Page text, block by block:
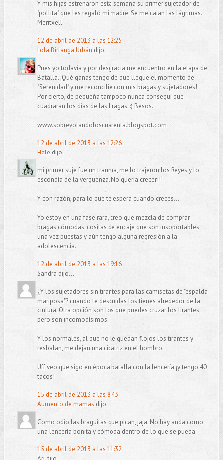
Y mis hijas estrenaron esta semana su primer sujetador de
"pollita" que les regaló mi madre. Se me caian las lágrimas.
Meritxell
12 de abril de 2013 a las 12:25
Lola Birlanga Urbán dijo...
Pues yo todavía y por desgracia me encuentro en la etapa de
Batalla. ¡Qué ganas tengo de que llegue el momento de
"Serenidad" y me reconcilie con mis bragas y sujetadores!
Por cierto, de pequeña tampoco nunca conseguí que
cuadraran los días de las bragas. :) Besos.
www.sobrevolandoloscuarenta.blogspot.com
12 de abril de 2013 a las 12:26
Hele dijo...
mi primer suje fue un trauma, me lo trajeron los Reyes y lo
escondía de la vergüenza. No quería crecer!!!
Y con razón, para lo que te espera cuando creces...
Yo estoy en una fase rara, creo que mezcla de comprar
bragas cómodas, cositas de encaje que son insoportables
una vez puestas y aún tengo alguna regresión a la
adolescencia.
12 de abril de 2013 a las 19:16
Sandra dijo...
¿Y los sujetadores sin tirantes para las camisetas de "espalda
mariposa"? cuando te descuidas los tienes alrededor de la
cintura. Otra opción son los que puedes cruzar los tirantes,
pero son incomodísimos.
Y los normales, al que no le quedan flojos los tirantes y
resbalan, me dejan una cicatriz en el hombro.
Uff,veo que sigo en época batalla con la lencería ¡y tengo 40
tacos!
15 de abril de 2013 a las 8:43
Aumento de mamas dijo...
Como odio las braguitas que pican, jaja. No hay anda como
una lencería bonita y cómoda dentro de lo que se pueda.
15 de abril de 2013 a las 11:32